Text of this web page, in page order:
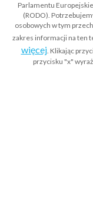
Klauzula o
Kontakt
Parlamentu
(RODO).
osobowych w tym
zakres informacji na ten
więcej. Klikając
przycisku "x"